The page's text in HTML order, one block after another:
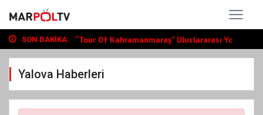
SON DAKIKA:
“Tour Of Kahramanmaraş” Uluslararası Yol...
Büyükşehir, Andırın’da Yol Yatırımlarını...
“Tour Of Kahramanmaraş” Uluslararası Yol...
Yalova Haberleri